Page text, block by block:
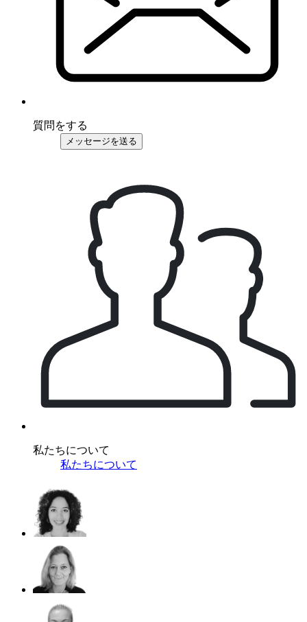
質問をする
メッセージを送る
私たちについて
私たちについて